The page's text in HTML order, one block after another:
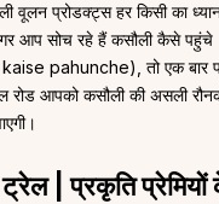
वूलन प्रोडक्ट्स हर किसी का
आप सोच रहे हैं कसौली कैसे पहुंचे
pahunche), तो एक बार
रोड आपको कसौली की असली
ट्रेल | प्रकृति प्रेमियों